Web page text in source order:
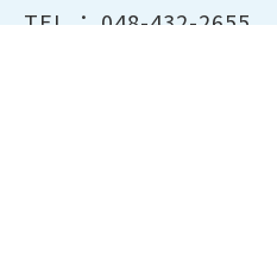
TEL ： 048-432-2655